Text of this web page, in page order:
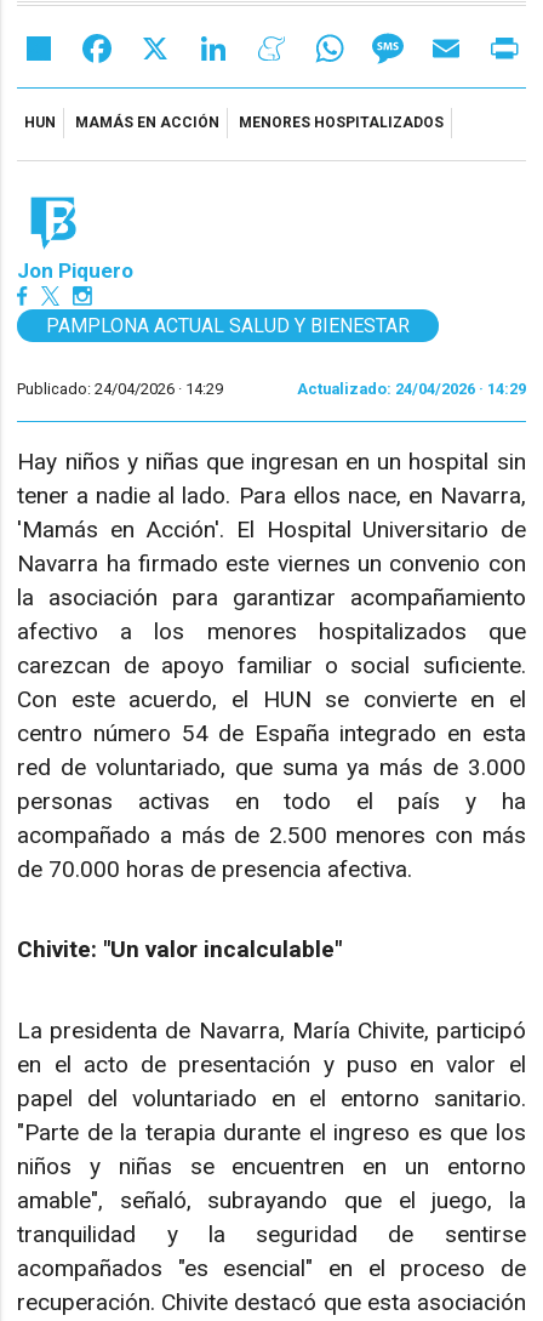
Share Facebook LinkedIn MeneameWhatsAppMessageEmail
HUN MAMÁS EN ACCIÓN MENORES HOSPITALIZADOS
Jon Piquero
PAMPLONA ACTUAL SALUD Y BIENESTAR
Publicado: 24/04/2026 · 14:29 Actualizado: 24/04/2026 · 14:29
Hay niños y niñas que ingresan en un hospital sin
tener a nadie al lado. Para ellos nace, en Navarra,
'Mamás en Acción'. El Hospital Universitario de
Navarra ha firmado este viernes un convenio con
la asociación para garantizar acompañamiento
afectivo a los menores hospitalizados que
carezcan de apoyo familiar o social suficiente.
Con este acuerdo, el HUN se convierte en el
centro número 54 de España integrado en esta
red de voluntariado, que suma ya más de 3.000
personas activas en todo el país y ha
acompañado a más de 2.500 menores con más
de 70.000 horas de presencia afectiva.
Chivite: "Un valor incalculable"
La presidenta de Navarra, María Chivite, participó
en el acto de presentación y puso en valor el
papel del voluntariado en el entorno sanitario.
"Parte de la terapia durante el ingreso es que los
niños y niñas se encuentren en un entorno
amable", señaló, subrayando que el juego, la
tranquilidad y la seguridad de sentirse
acompañados "es esencial" en el proceso de
recuperación. Chivite destacó que esta asociación